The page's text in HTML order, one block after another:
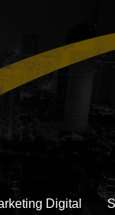
Digital